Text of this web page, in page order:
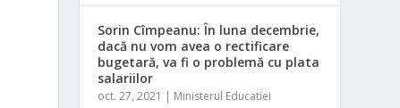
Sorin Cîmpeanu: În luna decembrie,
dacă nu vom avea o rectificare
bugetară, va fi o problemă cu plata
salariilor
oct. 27, 2021 | Ministerul Educatiei